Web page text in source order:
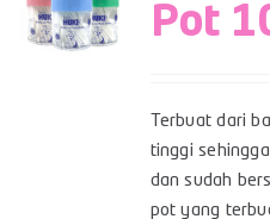
Pot
Terbuat dari
tinggi
dan sudah
pot yang